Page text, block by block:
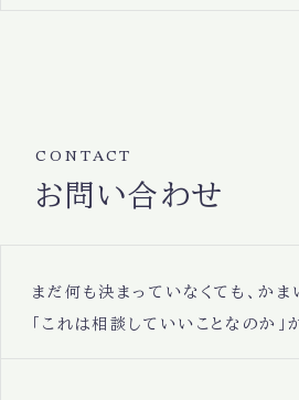
CONTACT
お問い合わせ
まだ何も決まっていなくても、かま
「これは相談していいことなのか」か